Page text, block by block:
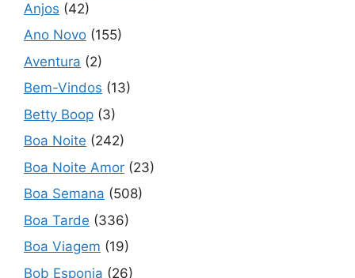
Anjos (42)
Ano Novo (155)
Aventura (2)
Bem-Vindos (13)
Betty Boop (3)
Boa Noite (242)
Boa Noite Amor (23)
Boa Semana (508)
Boa Tarde (336)
Boa Viagem (19)
Bob Esponja (26)